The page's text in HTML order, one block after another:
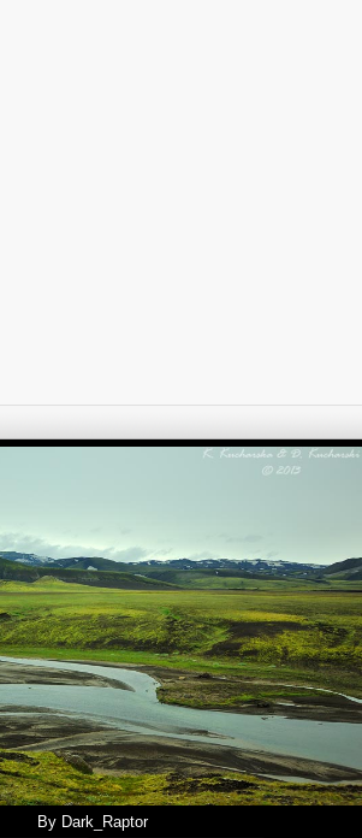
By Dark_Raptor